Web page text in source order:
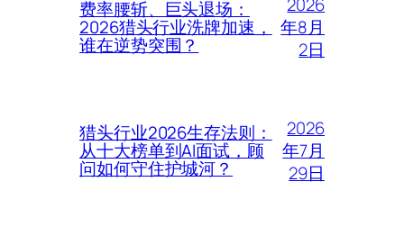
费率腰斩、巨头退场：
2026猎头行业洗牌加速，
谁在逆势突围？
年8月
2日
猎头行业2026生存法则：
从十大榜单到AI面试，顾
问如何守住护城河？
2026
年7月
29日